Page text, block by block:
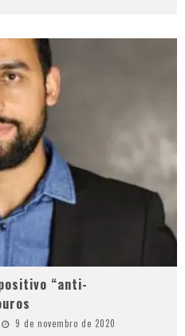
“anti-
9 de novembro de 2020